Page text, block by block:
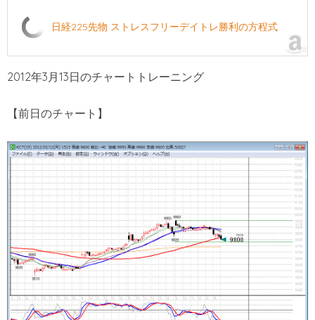
日経225先物 ストレスフリーデイトレ勝利の方程式
2012年3月13日のチャートトレーニング
【前日のチャート】